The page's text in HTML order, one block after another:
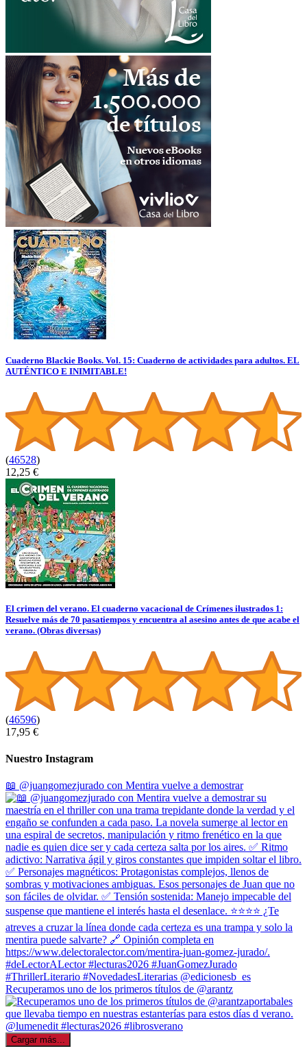
Cuaderno Blackie Books. Vol. 15: Cuaderno de actividades para adultos. EL
AUTÉNTICO E INIMITABLE!
(46528)
12,25 €
El crimen del verano. El cuaderno vacacional de Crímenes ilustrados 1:
Resuelve más de 70 pasatiempos y encuentra al asesino antes de que acabe el
verano. (Obras diversas)
(46596)
17,95 €
Nuestro Instagram
📖 @juangomezjurado con Mentira vuelve a demostrar
Recuperamos uno de los primeros títulos de @arantz
Cargar más...